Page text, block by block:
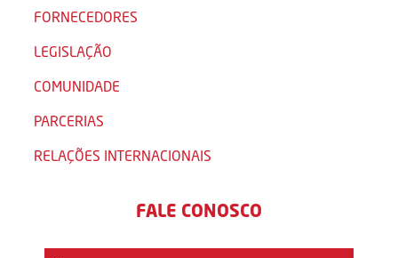
FORNECEDORES
LEGISLAÇÃO
COMUNIDADE
PARCERIAS
RELAÇÕES INTERNACIONAIS
FALE CONOSCO